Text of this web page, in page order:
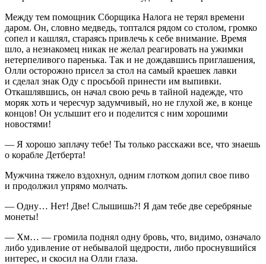
Между тем помощник Сборщика Налога не терял времени
даром. Он, словно медведь, топтался рядом со столом, громко
сопел и кашлял, стараясь привлечь к себе внимание. Время
шло, а незнакомец никак не желал реагировать на ужимки
нетерпеливого паренька. Так и не дождавшись приглашения,
Олли осторожно присел за стол на самый краешек лавки
и сделал знак Оду с просьбой принести им выпивки.
Откашлявшись, он начал свою речь в тайной надежде, что
моряк хоть и чересчур задумчивый, но не глухой же, в конце
концов! Он услышит его и поделится с ним хорошими
новостями!
— Я хорошо заплачу тебе! Ты только расскажи все, что знаешь
о корабле Детберта!
Мужчина тяжело вздохнул, одним глотком допил свое пиво
и продолжил упрямо молчать.
— Одну… Нет! Две! Слышишь?! Я дам тебе две серебряные
монеты!
— Хм… — громила поднял одну бровь, что, видимо, означало
либо удивление от небывалой щедрости, либо проснувшийся
интерес, и скосил на Олли глаза.